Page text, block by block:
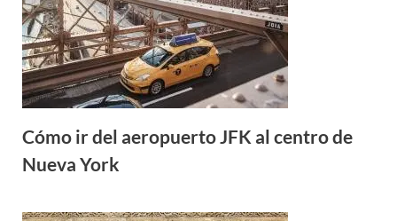
Cómo ir del aeropuerto JFK al centro de
Nueva York